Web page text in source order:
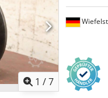
1 /7